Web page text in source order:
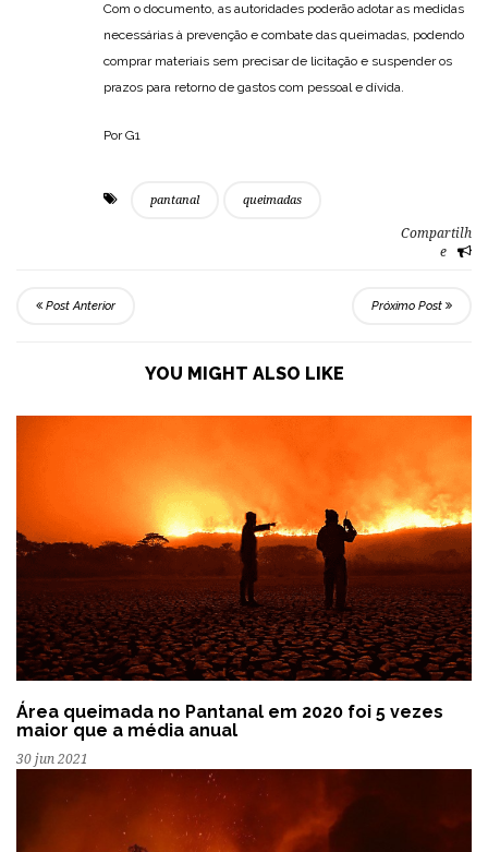
Com o documento, as autoridades poderão adotar as medidas
necessárias à prevenção e combate das queimadas, podendo
comprar materiais sem precisar de licitação e suspender os
prazos para retorno de gastos com pessoal e dívida.
Por G1
pantanal queimadas
Compartilh
e
Post Anterior Próximo Post
YOU MIGHT ALSO LIKE
Área queimada no Pantanal em 2020 foi 5 vezes
maior que a média anual
30 jun 2021